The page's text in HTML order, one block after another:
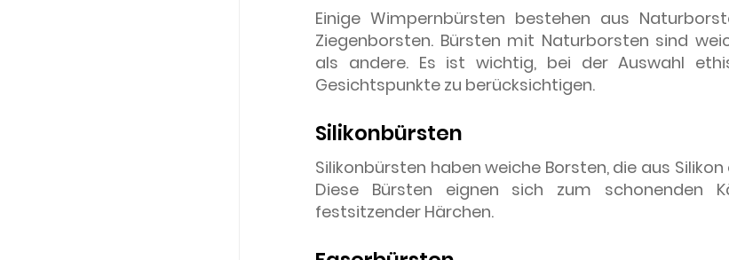
Einige Wimpernbürsten bestehen aus
Ziegenborsten. Bürsten mit Naturborsten sind
als andere. Es ist wichtig, bei der Auswahl
Gesichtspunkte zu berücksichtigen.
Silikonbürsten
Silikonbürsten haben weiche Borsten, die aus
Diese Bürsten eignen sich zum schonenden
festsitzender Härchen.